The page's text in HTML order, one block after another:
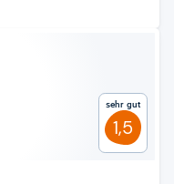
Sehr gut
1,5